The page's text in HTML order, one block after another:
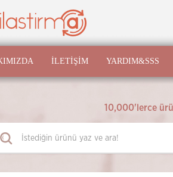
İLETIŞIM YARDIM&SSS
10,000'lerce